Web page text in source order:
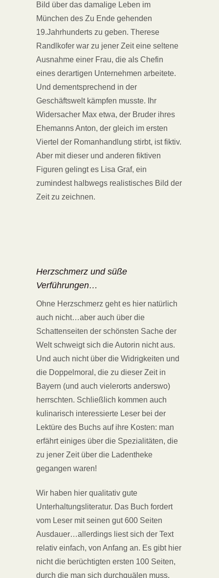
Bild über das damalige Leben im
München des Zu Ende gehenden
19.Jahrhunderts zu geben. Therese
Randlkofer war zu jener Zeit eine seltene
Ausnahme einer Frau, die als Chefin
eines derartigen Unternehmen arbeitete.
Und dementsprechend in der
Geschäftswelt kämpfen musste. Ihr
Widersacher Max etwa, der Bruder ihres
Ehemanns Anton, der gleich im ersten
Viertel der Romanhandlung stirbt, ist fiktiv.
Aber mit dieser und anderen fiktiven
Figuren gelingt es Lisa Graf, ein
zumindest halbwegs realistisches Bild der
Zeit zu zeichnen.
Herzschmerz und süße
Verführungen…
Ohne Herzschmerz geht es hier natürlich
auch nicht…aber auch über die
Schattenseiten der schönsten Sache der
Welt schweigt sich die Autorin nicht aus.
Und auch nicht über die Widrigkeiten und
die Doppelmoral, die zu dieser Zeit in
Bayern (und auch vielerorts anderswo)
herrschten. Schließlich kommen auch
kulinarisch interessierte Leser bei der
Lektüre des Buchs auf ihre Kosten: man
erfährt einiges über die Spezialitäten, die
zu jener Zeit über die Ladentheke
gegangen waren!
Wir haben hier qualitativ gute
Unterhaltungsliteratur. Das Buch fordert
vom Leser mit seinen gut 600 Seiten
Ausdauer…allerdings liest sich der Text
relativ einfach, von Anfang an. Es gibt hier
nicht die berüchtigten ersten 100 Seiten,
durch die man sich durchquälen muss.